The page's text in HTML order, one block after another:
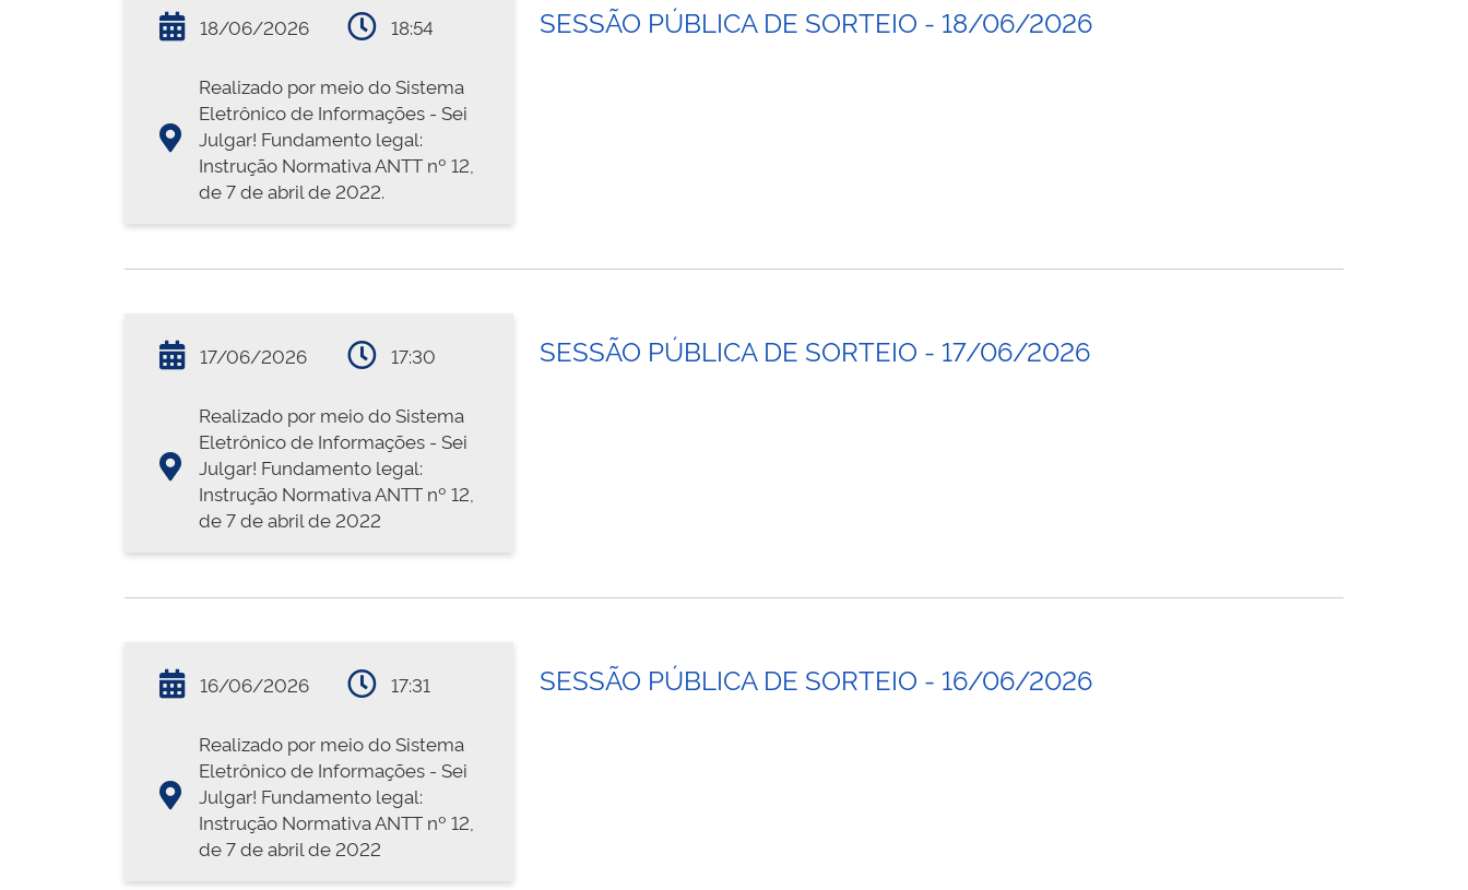
18/06/2026 18:54
Realizado por meio do Sistema
Eletrônico de Informações - Sei
Julgar! Fundamento legal:
Instrução Normativa ANTT nº 12,
de 7 de abril de 2022.
SESSÃO PÚBLICA DE SORTEIO - 18/06/2026
17/06/2026 17:30
Realizado por meio do Sistema
Eletrônico de Informações - Sei
Julgar! Fundamento legal:
Instrução Normativa ANTT nº 12,
de 7 de abril de 2022
SESSÃO PÚBLICA DE SORTEIO - 17/06/2026
16/06/2026 17:31
Realizado por meio do Sistema
Eletrônico de Informações - Sei
Julgar! Fundamento legal:
Instrução Normativa ANTT nº 12,
de 7 de abril de 2022
SESSÃO PÚBLICA DE SORTEIO - 16/06/2026